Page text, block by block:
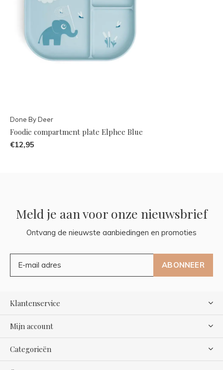
Done By Deer
Foodie compartment plate Elphee Blue
€12,95
Meld je aan voor onze nieuwsbrief
Ontvang de nieuwste aanbiedingen en promoties
ABONNEER
Klantenservice
Mijn account
Categorieën